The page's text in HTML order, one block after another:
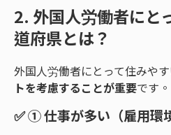
2. 外国人労働者にと
道府県とは？
外国人労働者にとって住みやす
トを考慮することが重要です。
✅① 仕事が多い（雇用環